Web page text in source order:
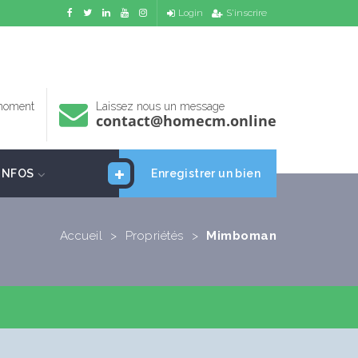
Login S'inscrire
Laissez nous un message
contact@homecm.online
Enregistrer un bien
Accueil > Propriétés > Mimboman